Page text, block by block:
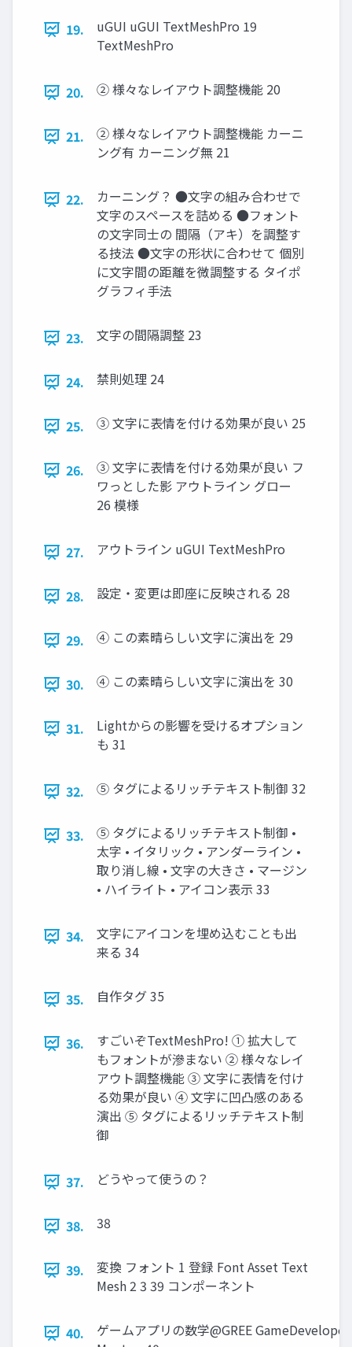
19.
uGUI uGUI TextMeshPro 19
TextMeshPro
20. ② 様々なレイアウト調整機能 20
21.
② 様々なレイアウト調整機能 カーニ
ング有 カーニング無 21
22.
カーニング？ ●文字の組み合わせで
文字のスペースを詰める ●フォント
の文字同士の 間隔（アキ）を調整す
る技法 ●文字の形状に合わせて 個別
に文字間の距離を微調整する タイポ
グラフィ手法
23. 文字の間隔調整 23
24. 禁則処理 24
25. ③ 文字に表情を付ける効果が良い 25
26.
③ 文字に表情を付ける効果が良い フ
ワっとした影 アウトライン グロー
26 模様
27. アウトライン uGUI TextMeshPro
28. 設定・変更は即座に反映される 28
29. ④ この素晴らしい文字に演出を 29
30. ④ この素晴らしい文字に演出を 30
31.
Lightからの影響を受けるオプション
も 31
32. ⑤ タグによるリッチテキスト制御 32
33.
⑤ タグによるリッチテキスト制御 •
太字 • イタリック • アンダーライン •
取り消し線 • 文字の大きさ • マージン
• ハイライト • アイコン表示 33
34.
文字にアイコンを埋め込むことも出
来る 34
35. 自作タグ 35
36.
すごいぞTextMeshPro! ① 拡大して
もフォントが滲まない ② 様々なレイ
アウト調整機能 ③ 文字に表情を付け
る効果が良い ④ 文字に凹凸感のある
演出 ⑤ タグによるリッチテキスト制
御
37. どうやって使うの？
38. 38
39.
変換 フォント 1 登録 Font Asset Text
Mesh 2 3 39 コンポーネント
40.
ゲームアプリの数学@GREE